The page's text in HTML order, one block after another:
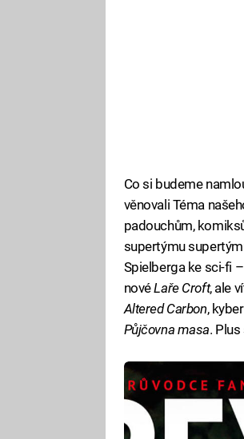
Co si budeme
věnovali Téma
padouchům,
supertýmu
Spielberga ke sci-fi –
novéLaře Croft, ale
Altered Carbon,
Půjčovna masa.